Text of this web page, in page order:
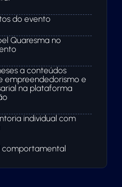
do evento
Quaresma no
a conteúdos
empreendedorismo e
na plataforma
individual com
comportamental